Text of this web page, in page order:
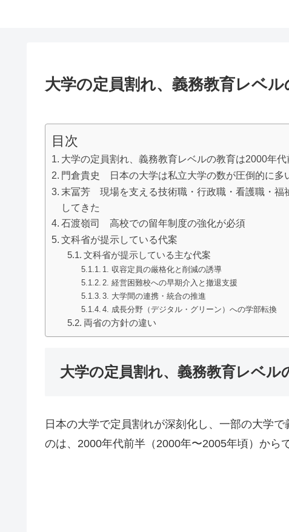
大学の定員割れ、義務教育レベ
目次
大学の定員割れ、義務教育レベルの教育は2000年代
門倉貴史 日本の大学は私立大学の数が圧倒的に多
末冨芳 現場を支える技術職・行政職・看護職・福
してきた
石渡嶺司 高校での留年制度の強化が必須
文科省が提示している代案
文科省が提示している主な代案
1. 収容定員の厳格化と削減の誘導
2. 経営困難校への早期介入と撤退支援
3. 大学間の連携・統合の推進
4. 成長分野（デジタル・グリーン）への学部転換
両省の方針の違い
大学の定員割れ、義務教育レベル
日本の大学で定員割れが深刻化し、一部の大学
のは、2000年代前半（2000年〜2005年頃）からで